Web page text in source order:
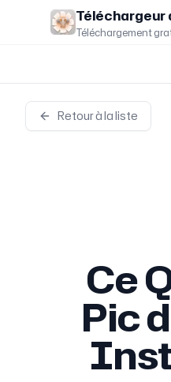
Skip to main contentTéléchargeur
Téléchargement
Retour à la liste
Ce
Pic